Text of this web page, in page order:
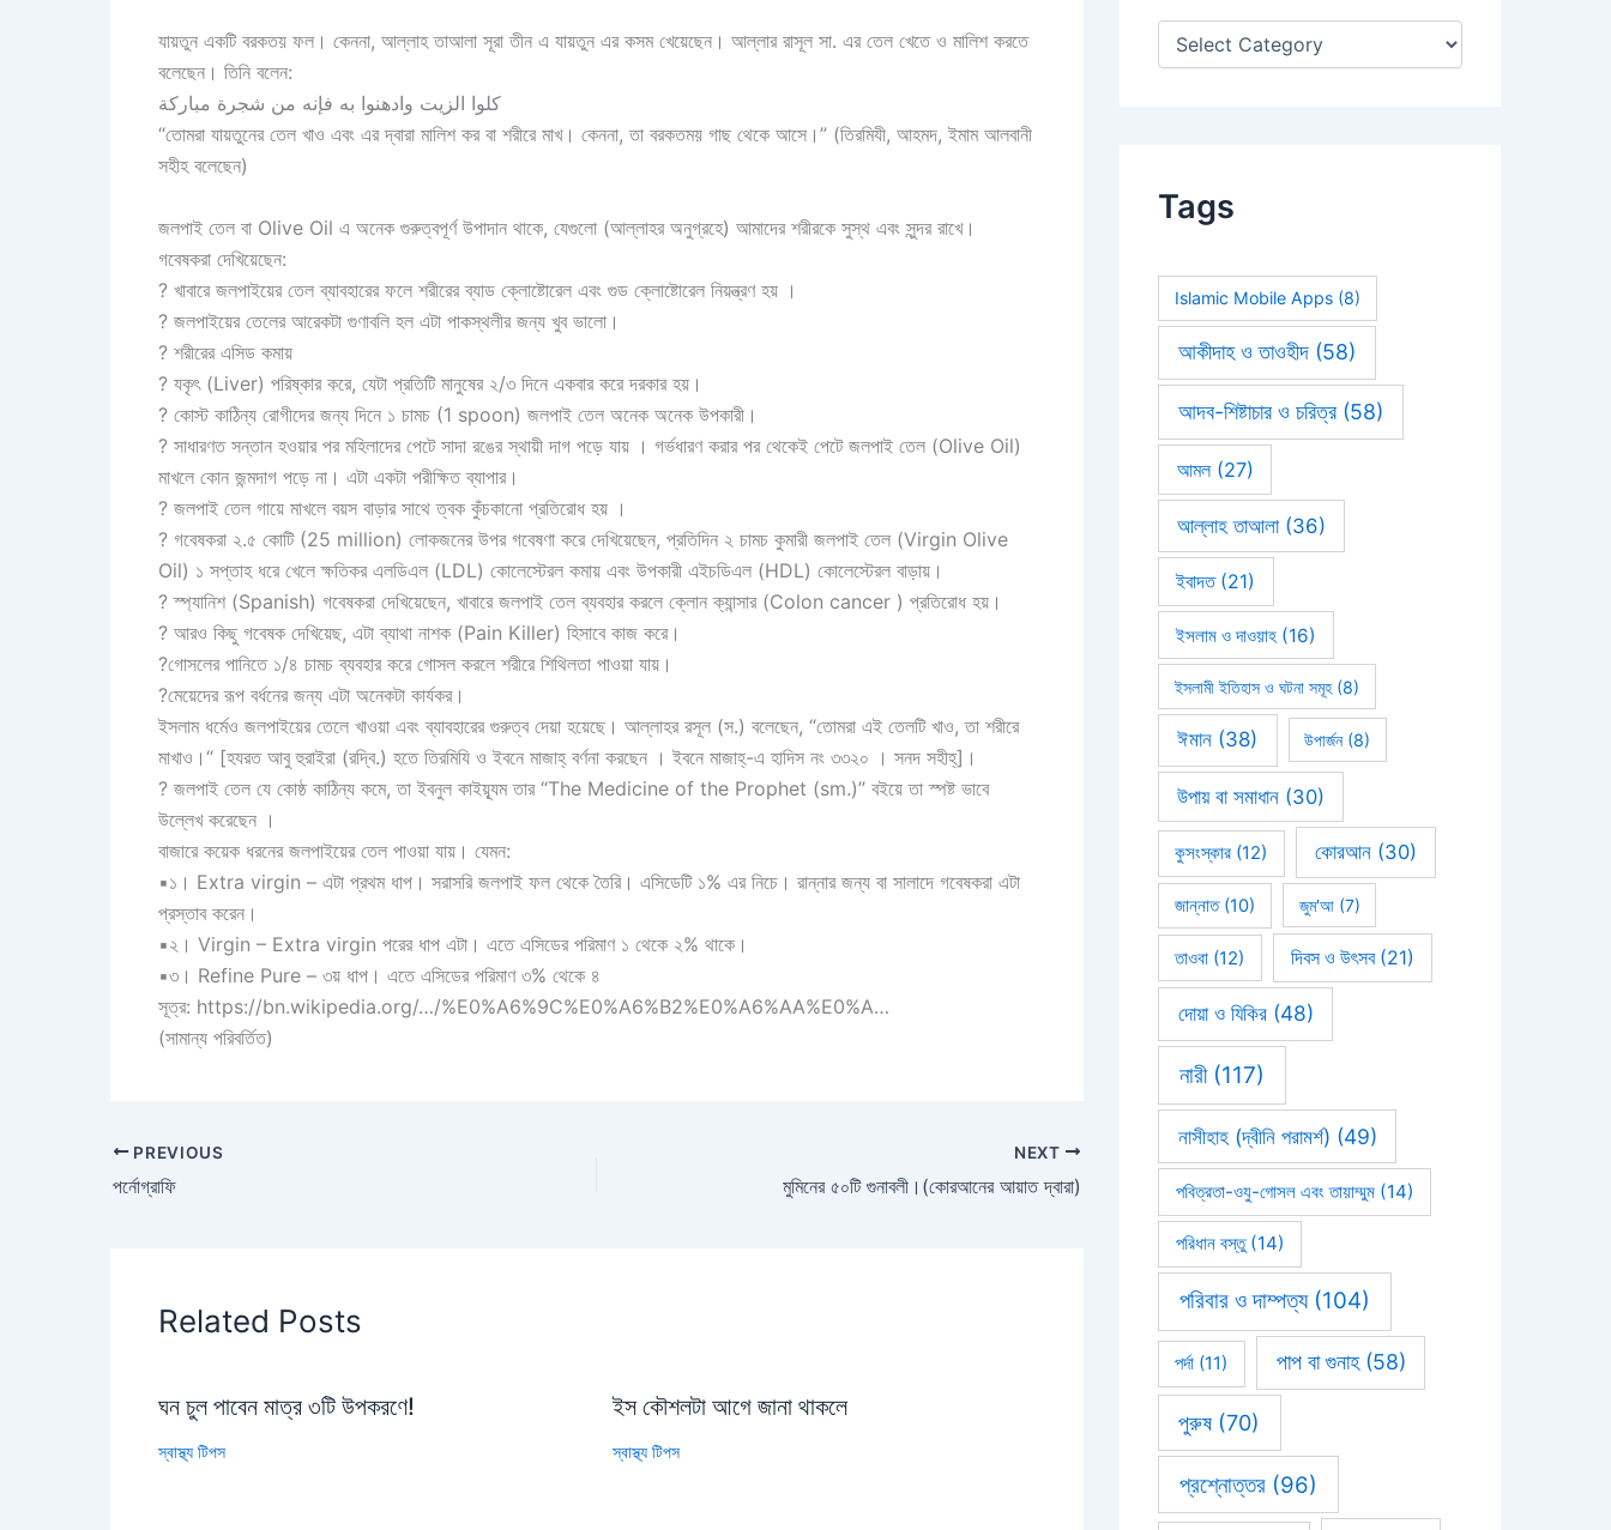
যায়তুন একটি বরকতয় ফল। কেননা, আল্লাহ তাআলা সূরা তীন এ যায়তুন এর কসম খেয়েছেন। আল্লার রাসূল সা. এর তেল খেতে ও মালিশ করতে
বলেছেন। তিনি বলেন:
كلوا الزيت وادهنوا به فإنه من شجرة مباركة
“তোমরা যায়তুনের তেল খাও এবং এর দ্বারা মালিশ কর বা শরীরে মাখ। কেননা, তা বরকতময় গাছ থেকে আসে।” (তিরমিযী, আহমদ, ইমাম আলবানী
সহীহ বলেছেন)
জলপাই তেল বা Olive Oil এ অনেক গুরুত্বপূর্ণ উপাদান থাকে, যেগুলো (আল্লাহর অনুগ্রহে) আমাদের শরীরকে সুস্থ এবং সুন্দর রাখে।
গবেষকরা দেখিয়েছেন:
? খাবারে জলপাইয়ের তেল ব্যাবহারের ফলে শরীরের ব্যাড ক্লোষ্টোরেল এবং গুড ক্লোষ্টোরেল নিয়ন্ত্রণ হয় ।
? জলপাইয়ের তেলের আরেকটা গুণাবলি হল এটা পাকস্থলীর জন্য খুব ভালো।
? শরীরের এসিড কমায়
? যকৃৎ (Liver) পরিষ্কার করে, যেটা প্রতিটি মানুষের ২/৩ দিনে একবার করে দরকার হয়।
? কোস্ট কাঠিন্য রোগীদের জন্য দিনে ১ চামচ (1 spoon) জলপাই তেল অনেক অনেক উপকারী।
? সাধারণত সন্তান হওয়ার পর মহিলাদের পেটে সাদা রঙের স্থায়ী দাগ পড়ে যায় । গর্ভধারণ করার পর থেকেই পেটে জলপাই তেল (Olive Oil)
মাখলে কোন জন্মদাগ পড়ে না। এটা একটা পরীক্ষিত ব্যাপার।
? জলপাই তেল গায়ে মাখলে বয়স বাড়ার সাথে ত্বক কুঁচকানো প্রতিরোধ হয় ।
? গবেষকরা ২.৫ কোটি (25 million) লোকজনের উপর গবেষণা করে দেখিয়েছেন, প্রতিদিন ২ চামচ কুমারী জলপাই তেল (Virgin Olive
Oil) ১ সপ্তাহ ধরে খেলে ক্ষতিকর এলডিএল (LDL) কোলেস্টেরল কমায় এবং উপকারী এইচডিএল (HDL) কোলেস্টেরল বাড়ায়।
? স্প্যানিশ (Spanish) গবেষকরা দেখিয়েছেন, খাবারে জলপাই তেল ব্যবহার করলে ক্লোন ক্যান্সার (Colon cancer ) প্রতিরোধ হয়।
? আরও কিছু গবেষক দেখিয়েছ, এটা ব্যাথা নাশক (Pain Killer) হিসাবে কাজ করে।
?গোসলের পানিতে ১/৪ চামচ ব্যবহার করে গোসল করলে শরীরে শিথিলতা পাওয়া যায়।
?মেয়েদের রূপ বর্ধনের জন্য এটা অনেকটা কার্যকর।
ইসলাম ধর্মেও জলপাইয়ের তেলে খাওয়া এবং ব্যাবহারের গুরুত্ব দেয়া হয়েছে। আল্লাহর রসূল (স.) বলেছেন, “তোমরা এই তেলটি খাও, তা শরীরে
মাখাও।“ [হযরত আবু হুরাইরা (রদ্বি.) হতে তিরমিযি ও ইবনে মাজাহ্ বর্ণনা করছেন । ইবনে মাজাহ্-এ হাদিস নং ৩৩২০ । সনদ সহীহ্]।
? জলপাই তেল যে কোষ্ঠ কাঠিন্য কমে, তা ইবনুল কাইয়্যূম তার “The Medicine of the Prophet (sm.)” বইয়ে তা স্পষ্ট ভাবে
উল্লেখ করেছেন ।
বাজারে কয়েক ধরনের জলপাইয়ের তেল পাওয়া যায়। যেমন:
▪১। Extra virgin – এটা প্রথম ধাপ। সরাসরি জলপাই ফল থেকে তৈরি। এসিডেটি ১% এর নিচে। রান্নার জন্য বা সালাদে গবেষকরা এটা
প্রস্তাব করেন।
▪২। Virgin – Extra virgin পরের ধাপ এটা। এতে এসিডের পরিমাণ ১ থেকে ২% থাকে।
▪৩। Refine Pure – ৩য় ধাপ। এতে এসিডের পরিমাণ ৩% থেকে ৪
সূত্র: https://bn.wikipedia.org/…/%E0%A6%9C%E0%A6%B2%E0%A6%AA%E0%A…
(সামান্য পরিবর্তিত)
PREVIOUS
পর্নোগ্রাফি
NEXT
মুমিনের ৫০টি গুনাবলী।(কোরআনের আয়াত দ্বারা)
Related Posts
ঘন চুল পাবেন মাত্র ৩টি উপকরণে!
স্বাস্থ্য টিপস
ইস কৌশলটা আগে জানা থাকলে
স্বাস্থ্য টিপস
:
Tags
Islamic Mobile Apps(8)
আকীদাহ ও তাওহীদ(58)
আদব-শিষ্টাচার ও চরিত্র(58)
আমল(27)
আল্লাহ তাআলা(36)
ইবাদত(21)
ইসলাম ও দাওয়াহ(16)
ইসলামী ইতিহাস ও ঘটনা সমূহ(8)
ঈমান (38) উপার্জন(8)
উপায় বা সমাধান(30)
কুসংস্কার (12) কোরআন(30)
জান্নাত(10) জুম'আ(7)
তাওবা (12) দিবস ও উৎসব(21)
দোয়া ও যিকির(48)
নারী(117)
নাসীহাহ (দ্বীনি পরামর্শ) (49)
পবিত্রতা-ওযু-গোসল এবং তায়াম্মুম(14)
পরিধান বস্তু(14)
পরিবার ও দাম্পত্য(104)
পর্দা (11) পাপ বা গুনাহ(58)
পুরুষ (70)
প্রশ্নোত্তর(96)